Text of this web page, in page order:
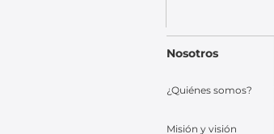
Nosotros
¿Quiénes somos?
Misión y visión